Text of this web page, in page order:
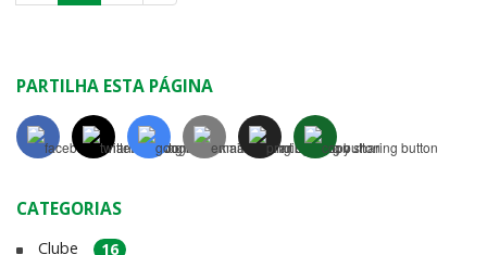
PARTILHA ESTA PÁGINA
CATEGORIAS
Clube 16